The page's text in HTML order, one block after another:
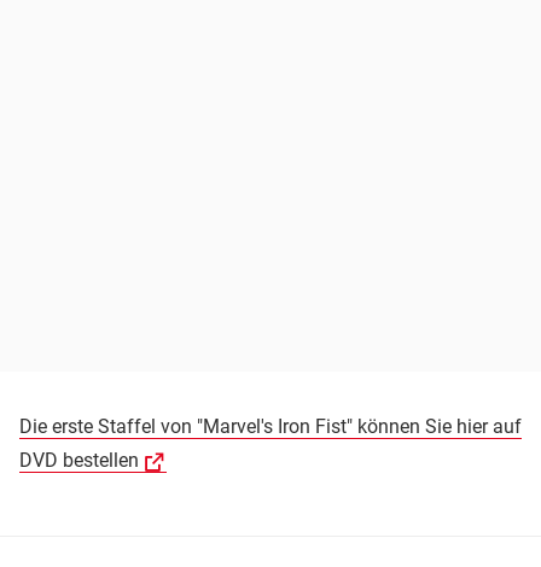
Die erste Staffel von "Marvel's Iron Fist" können Sie hier auf
DVD bestellen